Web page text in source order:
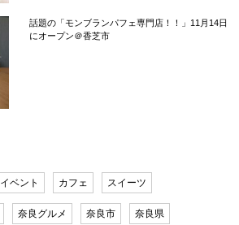
話題の「モンブランパフェ専門店！！」11月14日
にオープン＠香芝市
イベント カフェ スイーツ
奈良グルメ 奈良市 奈良県